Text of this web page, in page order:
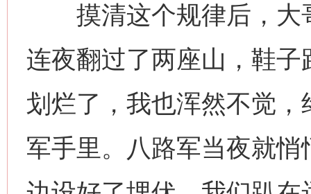
摸清这个规律后，大
连夜翻过了两座山，鞋
划烂了，我也浑然不觉
军手里。八路军当夜就